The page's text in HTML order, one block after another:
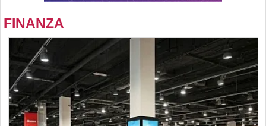
FINANZA